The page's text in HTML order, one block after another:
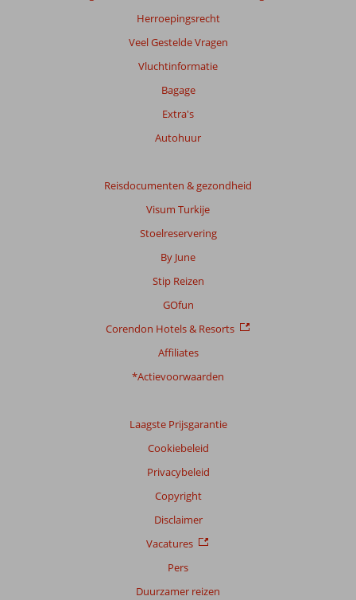
Herroepingsrecht
Veel Gestelde Vragen
Vluchtinformatie
Bagage
Extra's
Autohuur
Reisdocumenten & gezondheid
Visum Turkije
Stoelreservering
By June
Stip Reizen
GOfun
Corendon Hotels & Resorts
Affiliates
*Actievoorwaarden
Laagste Prijsgarantie
Cookiebeleid
Privacybeleid
Copyright
Disclaimer
Vacatures
Pers
Duurzamer reizen